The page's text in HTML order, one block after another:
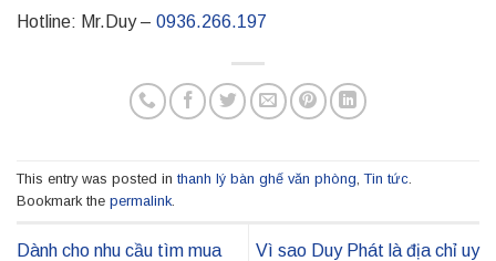
Hotline: Mr.Duy – 0936.266.197
This entry was posted in thanh lý bàn ghế văn phòng,Tin tức.
Bookmark the permalink.
Dành cho nhu cầu tìm mua
Vì sao Duy Phát là địa chỉ uy